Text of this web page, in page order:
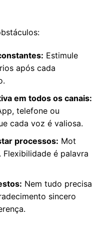
Estimule
após cada
em todos os canais:
telefone ou
cada voz é valiosa.
processos: Mot
é palavra
Nem tudo precisa
sincero